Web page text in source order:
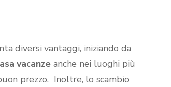
diversi vantaggi, iniziando da
vacanze anche nei luoghi più
prezzo. Inoltre, lo scambio